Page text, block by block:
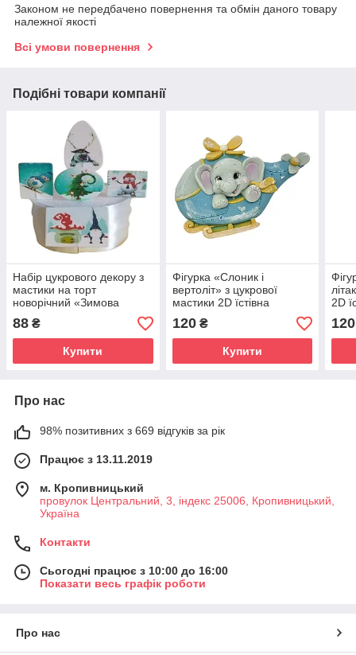
Законом не передбачено повернення та обмін даного товару
належної якості
Всі умови повернення
Подібні товари компанії
Набір цукрового декору з
мастики на торт
новорічний «Зимова
казка»
88 ₴
Купити
Фігурка «Слоник і
вертоліт» з цукрової
мастики 2D їстівна
прикраса для торта
120₴
Купити
2D
120
Про нас
98% позитивних з 669 відгуків за рік
Працює з 13.11.2019
м. Кропивницький
провулок Центральний, 3, індекс 25006, Кропивницький,
Україна
Контакти
Сьогодні працює з 10:00 до 16:00
Показати весь графік роботи
Про нас